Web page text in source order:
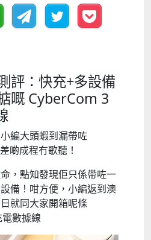
評：快充+多設備
嘅 CyberCom 3
編大頭蝦到漏帶咗
啲成程冇歌聽！
，點知發現佢只係帶咗一
備！咁方便，小編返到澳
就同大家開箱呢條
數據線